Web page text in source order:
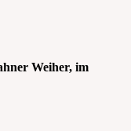
Weiher, im